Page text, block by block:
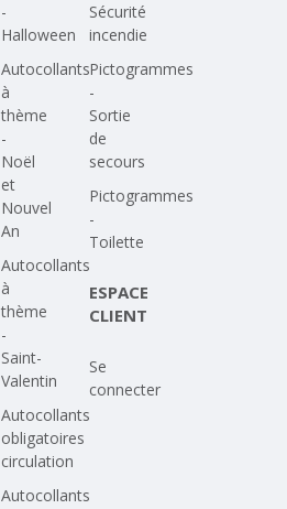
-
Halloween
Autocollants
à
thème
-
Noël
et
Nouvel
An
Autocollants
à
thème
-
Saint-
Valentin
Autocollants
obligatoires
circulation
Autocollants
Sécurité
incendie
Pictogrammes
-
Sortie
de
secours
Pictogrammes
-
Toilette
ESPACE
CLIENT
Se
connecter